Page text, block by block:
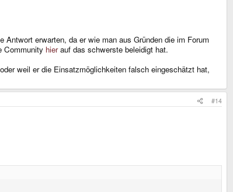
erwarten, da er wie man aus Gründen die im Forum
Community hierauf das schwerste beleidigt hat.
weil er die Einsatzmöglichkeiten falsch eingeschätzt hat,
#14